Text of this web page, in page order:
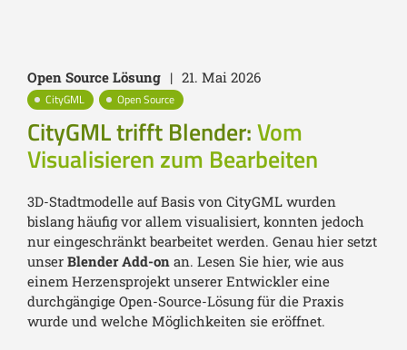
Open Source Lösung | 21. Mai 2026
CityGML Open Source
CityGML trifft Blender:Vom
Visualisieren zum Bearbeiten
3D-Stadtmodelle auf Basis von CityGML wurden
bislang häufig vor allem visualisiert, konnten jedoch
nur eingeschränkt bearbeitet werden. Genau hier setzt
unser Blender Add-on an. Lesen Sie hier, wie aus
einem Herzensprojekt unserer Entwickler eine
durchgängige Open-Source-Lösung für die Praxis
wurde und welche Möglichkeiten sie eröffnet.